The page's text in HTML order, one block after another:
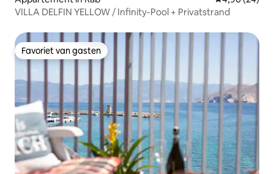
VILLA DELFIN YELLOW / Infinity-Pool + Privatstrand
Favoriet van gasten
Favoriet van gasten